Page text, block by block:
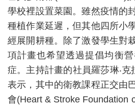
學校裡設置菜園。雖然疫情的
種植作業延遲，但其他四所小
經展開耕種。除了激發學生對
項計畫也希望透過提倡均衡
症。主持計畫的社員羅莎琳‧
表示， 其中的衛教課程正交由
會(Heart & Stroke Foundation